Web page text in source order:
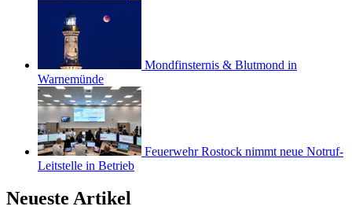
Mondfinsternis & Blutmond in
Warnemünde
Feuerwehr Rostock nimmt neue Notruf-
Leitstelle in Betrieb
Neueste Artikel